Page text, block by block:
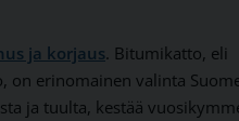
ja korjaus. Bitumikatto, eli
erinomainen valinta
ja tuulta, kestää